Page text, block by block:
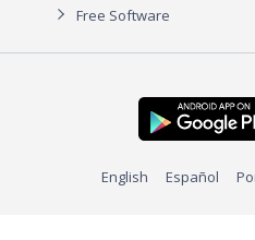
Free Software
English Español